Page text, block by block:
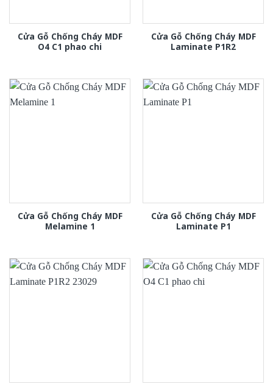
Cửa Gỗ Chống Cháy MDF
O4 C1 phao chi
Cửa Gỗ Chống Cháy MDF
Laminate P1R2
Cửa Gỗ Chống Cháy MDF
Melamine 1
Cửa Gỗ Chống Cháy MDF
Laminate P1